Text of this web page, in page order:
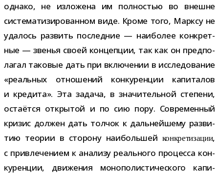
однако, не изло­жена им пол­но­стью во внешне
систе­ма­ти­зи­ро­ван­ном виде. Кроме того, Марксу не
уда­лось раз­вить послед­ние — наи­бо­лее кон­крет­
ные — зве­нья своей кон­цеп­ции, так как он пред­по­
ла­гал тако­вые дать при вклю­че­нии в иссле­до­ва­ние
«реаль­ных отно­ше­ний кон­ку­рен­ции капи­та­лов
и кре­дита». Эта задача, в зна­чи­тель­ной сте­пени,
оста­ётся откры­той и по сию пору. Современный
кри­зис дол­жен дать тол­чок к даль­ней­шему раз­ви­
тию тео­рии в сто­рону наи­боль­шей кон­кре­ти­за­ции,
с при­вле­че­нием к ана­лизу реаль­ного про­цесса кон­
ку­рен­ции, дви­же­ния моно­по­ли­сти­че­ского капи­